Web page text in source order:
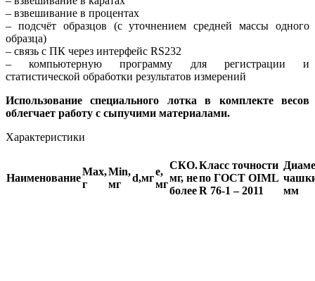
– взвешивание в процентах
– подсчёт образцов (с уточнением средней массы одного
образца)
– связь с ПК через интерфейс RS232
– компьютерную программу для регистрации и
статистической обработки результатов измерений
Использование специального лотка в комплекте весов
облегчает работу с сыпучими материалами.
Характеристики
Наименование
Max,
г
Min,
мг
d,мг
е,
мг
СКО.
мг, не
более
Класс точности
по ГОСТ OIML
R 76-1 – 2011
мм